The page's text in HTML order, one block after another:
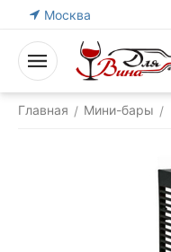
Москва
Главная / Мини-бары /